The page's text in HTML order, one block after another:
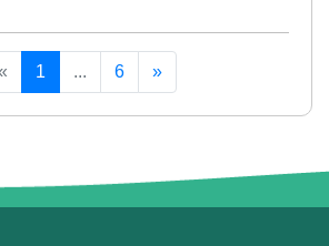
1 ... 6 »